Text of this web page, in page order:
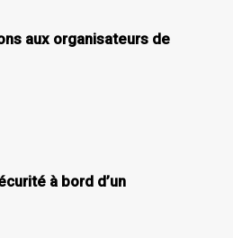
aux organisateurs de
à bord d’un